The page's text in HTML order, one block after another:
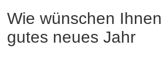
Wie wünschen
gutes neues Jahr